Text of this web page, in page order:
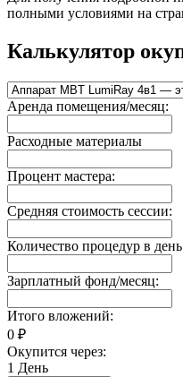
полными условиями на
Калькулятор
Аренда помещения/месяц:
Расходные материалы
Процент мастера:
Средняя стоимость сессии:
Количество процедур в
Зарплатный фонд/месяц:
Итого вложений:
0 ₽
Окупится через:
1 День